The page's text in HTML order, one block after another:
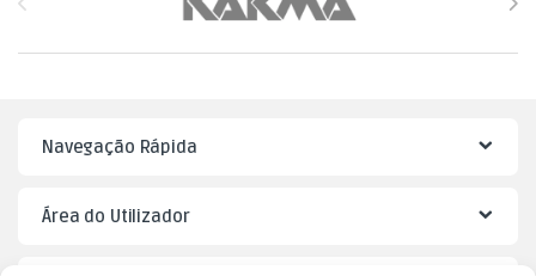
Navegação Rápida
Área do Utilizador